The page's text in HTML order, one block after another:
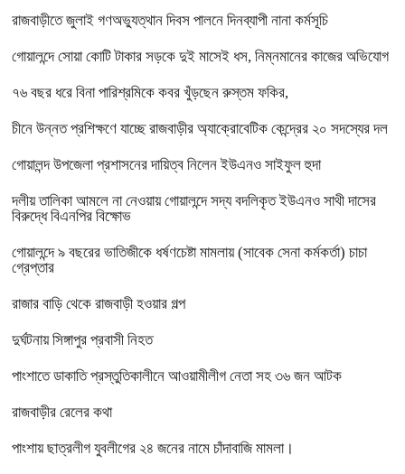
রাজবাড়ীতে জুলাই গণঅভ্যুত্থান দিবস পালনে দিনব্যাপী নানা কর্মসূচি
গোয়ালন্দে সোয়া কোটি টাকার সড়কে দুই মাসেই ধস, নিম্নমানের কাজের অভিযোগ
৭৬ বছর ধরে বিনা পারিশ্রমিকে কবর খুঁড়ছেন রুস্তম ফকির,
চীনে উন্নত প্রশিক্ষণে যাচ্ছে রাজবাড়ীর অ্যাক্রোবেটিক কেন্দ্রের ২০ সদস্যের দল
গোয়ালন্দ উপজেলা প্রশাসনের দায়িত্ব নিলেন ইউএনও সাইফুল হুদা
দলীয় তালিকা আমলে না নেওয়ায় গোয়ালন্দে সদ্য বদলিকৃত ইউএনও সাথী দাসের
বিরুদ্ধে বিএনপির বিক্ষোভ
গোয়ালন্দে ৯ বছরের ভাতিজীকে ধর্ষণচেষ্টা মামলায় (সাবেক সেনা কর্মকর্তা) চাচা
গ্রেপ্তার
রাজার বাড়ি থেকে রাজবাড়ী হওয়ার গল্প
দুর্ঘটনায় সিঙ্গাপুর প্রবাসী নিহত
পাংশাতে ডাকাতি প্রস্তুতিকালীনে আওয়ামীলীগ নেতা সহ ৩৬ জন আটক
রাজবাড়ীর রেলের কথা
পাংশায় ছাত্রলীগ যুবলীগের ২৪ জনের নামে চাঁদাবাজি মামলা।